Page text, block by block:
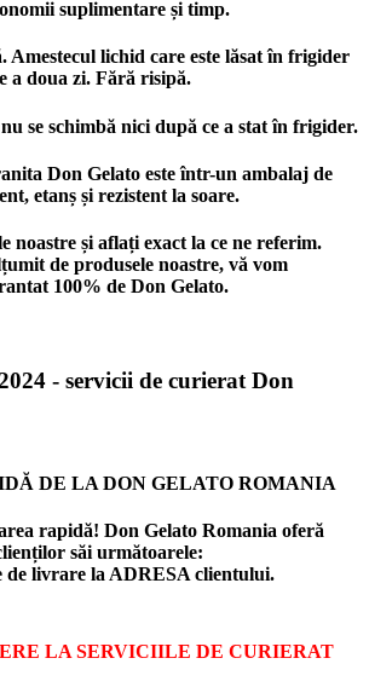
suplimentare și timp.
Amestecul lichid care este lăsat în frigider
a doua zi. Fără risipă.
se schimbă nici după ce a stat în frigider.
Don Gelato este într-un ambalaj de
etanș și rezistent la soare.
noastre și aflați exact la ce ne referim.
de produsele noastre, vă vom
100% de Don Gelato.
DE LA DON GELATO ROMANIA
rapidă! Don Gelato Romania oferă
săi următoarele:
de livrare la ADRESA clientului.
LA SERVICIILE DE CURIERAT